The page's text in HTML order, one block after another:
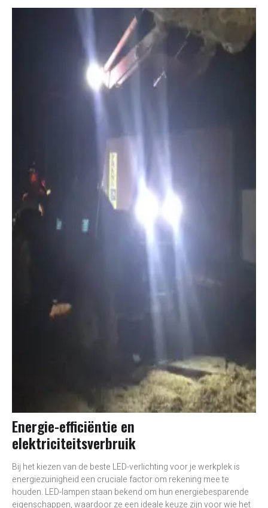
Energie-efficiëntie en
elektriciteitsverbruik
Bij het kiezen van de beste LED-verlichting voor je werkplek is
energiezuinigheid een cruciale factor om rekening mee te
houden. LED-lampen staan bekend om hun energiebesparende
eigenschappen, waardoor ze een ideale keuze zijn voor wie het